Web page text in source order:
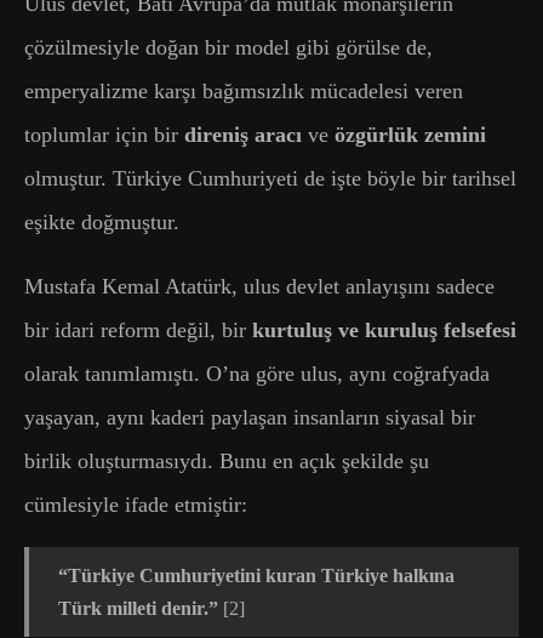
çözülmesiyle doğan bir model gibi görülse de,
emperyalizme karşı bağımsızlık mücadelesi veren
toplumlar için bir direniş aracı ve özgürlük zemini
olmuştur. Türkiye Cumhuriyeti de işte böyle bir tarihsel
eşikte doğmuştur.
Mustafa Kemal Atatürk, ulus devlet anlayışını sadece
bir idari reform değil, bir kurtuluş ve kuruluş felsefesi
olarak tanımlamıştı. O’na göre ulus, aynı coğrafyada
yaşayan, aynı kaderi paylaşan insanların siyasal bir
birlik oluşturmasıydı. Bunu en açık şekilde şu
cümlesiyle ifade etmiştir:
“Türkiye Cumhuriyetini kuran Türkiye halkına
Türk milleti denir.” [2]